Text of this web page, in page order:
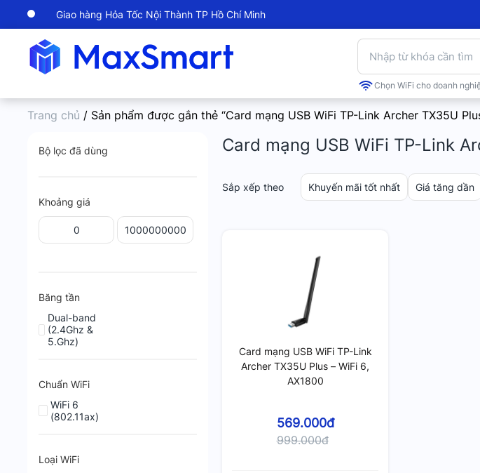
Giao hàng Hỏa Tốc Nội Thành TP Hồ Chí Minh
Chọn WiFi cho doanh
Trang chủ / Sản phẩm được gắn thẻ “Card mạng USB WiFi TP-Link Archer TX35U
Bộ lọc đã dùng
Khoảng giá
Băng tần
Dual-band
(2.4Ghz &
5.Ghz)
Chuẩn WiFi
WiFi 6
(802.11ax)
Loại WiFi
Card mạng USB WiFi TP-Link
Sắp xếp theo Khuyến mãi tốt nhất Giá tăng dần
Card mạng USB WiFi TP-Link
Archer TX35U Plus – WiFi 6,
AX1800
569.000đ
999.000đ